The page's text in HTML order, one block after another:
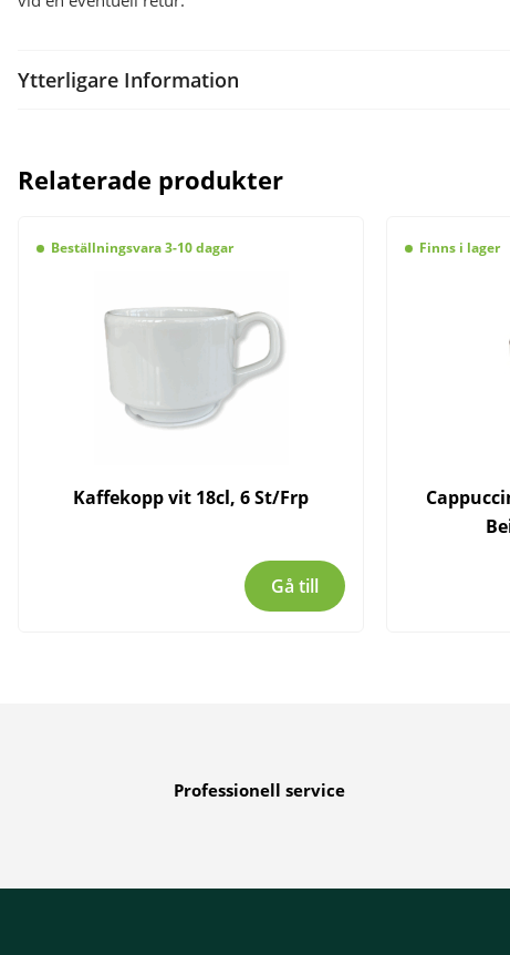
Ytterligare Information
Relaterade produkter
Beställningsvara 3-10 dagar
Kaffekopp vit 18cl, 6 St/Frp
Gå till
Finns i lager
Professionell service